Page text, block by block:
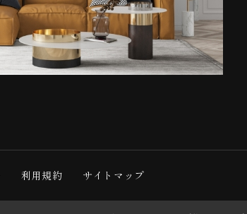
利用規約 サイトマップ